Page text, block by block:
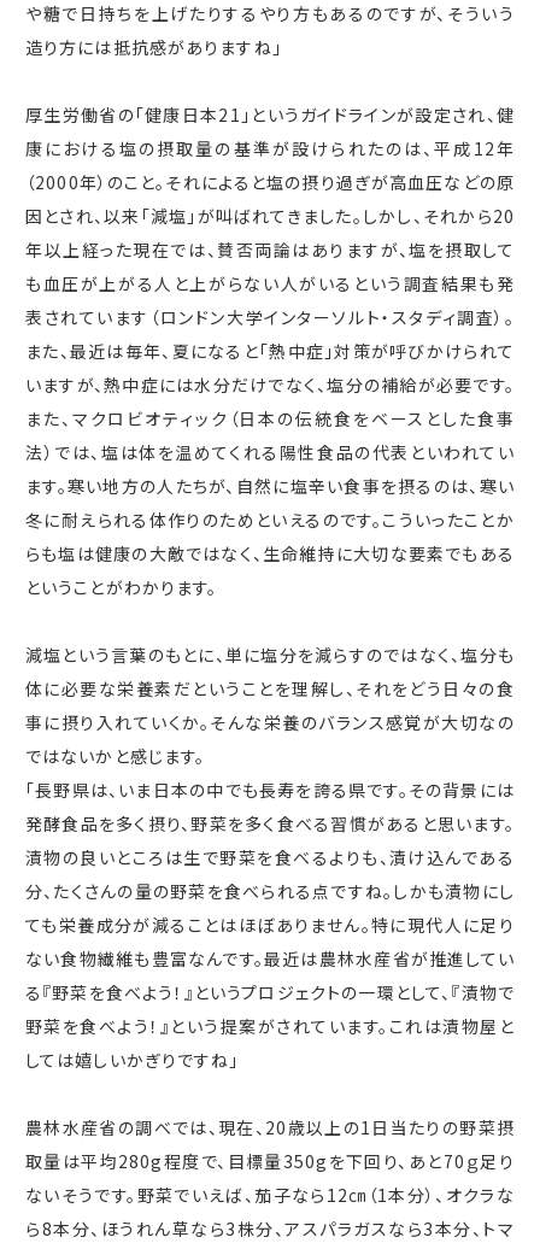
や糖で日持ちを上げたりするやり方もあるのですが、そういう
造り方には抵抗感がありますね」
厚生労働省の「健康日本21 」というガイドラインが設定され、健
康における塩の摂取量の基準が設けられたのは、平成 12年
（2000年）のこと。それによると塩の摂り過ぎが高血圧などの原
因とされ、以来「減塩」が叫ばれてきました。しかし、それから20
年以上経った現在では、賛否両論はありますが、塩を摂取して
も血圧が上がる人と上がらない人がいるという調査結果も発
表されています（ロンドン大学インターソルト・スタディ調査）。
また、最近は毎年、夏になると「熱中症」対策が呼びかけられて
いますが、熱中症には水分だけでなく、塩分の補給が必要です。
また、マクロビオティック（日本の伝統食をベースとした食事
法）では、塩は体を温めてくれる陽性食品の代表といわれてい
ます。寒い地方の人たちが、自然に塩辛い食事を摂るのは、寒い
冬に耐えられる体作りのためといえるのです。こういったことか
らも塩は健康の大敵ではなく、生命維持に大切な要素でもある
ということがわかります。
減塩という言葉のもとに、単に塩分を減らすのではなく、塩分も
体に必要な栄養素だということを理解し、それをどう日々の食
事に摂り入れていくか。そんな栄養のバランス感覚が大切なの
ではないかと感じます。
「長野県は、いま日本の中でも長寿を誇る県です。その背景には
発酵食品を多く摂り、野菜を多く食べる習慣があると思います。
漬物の良いところは生で野菜を食べるよりも、漬け込んである
分、たくさんの量の野菜を食べられる点ですね。しかも漬物にし
ても栄養成分が減ることはほぼありません。特に現代人に足り
ない食物繊維も豊富なんです。最近は農林水産省が推進してい
る『野菜を食べよう！』というプロジェクトの一環として、『漬物で
野菜を食べよう！』という提案がされています。これは漬物屋と
しては嬉しいかぎりですね」
農林水産省の調べでは、現在、 20歳以上の1 日当たりの野菜摂
取量は平均280g程度で、目標量350g を下回り、あと70 ｇ足り
ないそうです。野菜でいえば、茄子なら 12㎝（1本分）、オクラな
ら8本分、ほうれん草なら3株分、アスパラガスなら3本分、トマ